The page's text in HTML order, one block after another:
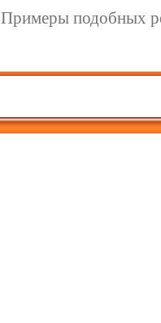
Примеры подобных